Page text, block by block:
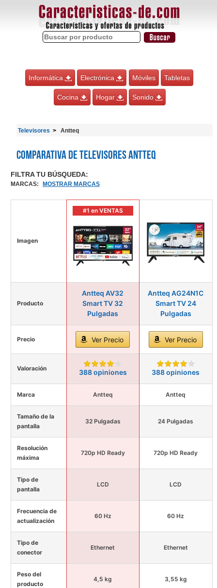
Informática Electrónica Móviles Tabletas
Cocina Hogar Sonido
Televisores Antteq
Comparativa de Televisores Antteq
FILTRA TU BÚSQUEDA:
MARCAS: MOSTRAR MARCAS
Imagen
#1 en VENTAS
Producto
Antteq AV32
Smart TV 32
Pulgadas
Antteq AG24N1C
Smart TV 24
Pulgadas
Precio Ver Precio Ver Precio
Valoración 388 opiniones 388 opiniones
Marca Antteq Antteq
Tamaño de la
pantalla
32 Pulgadas 24 Pulgadas
Resolución
máxima
720p HD Ready 720p HD Ready
Tipo de
pantalla
LCD LCD
Frecuencia de
actualización
60 Hz 60 Hz
Tipo de
conector
Ethernet Ethernet
Peso del
producto
4,5 kg 3,55 kg